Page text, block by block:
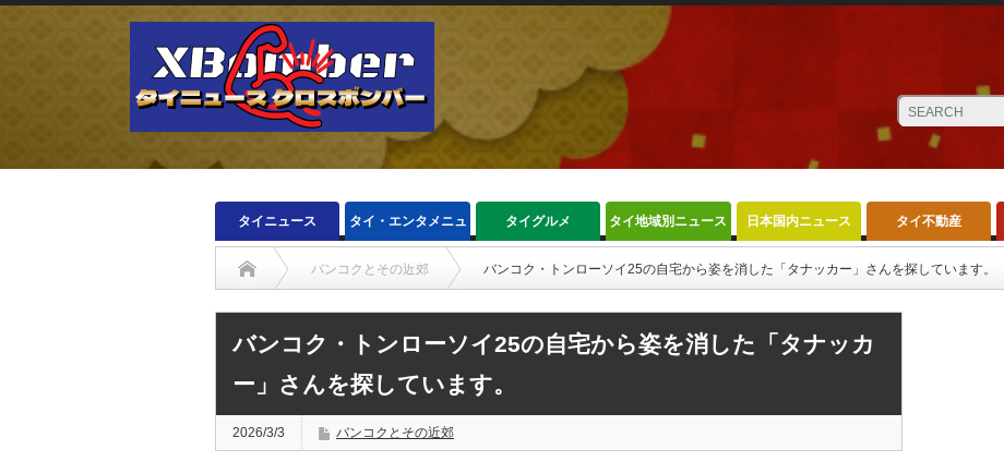
タイニュース タイ・エンタメニュ
ース
タイグルメ タイ地域別ニュース 日本国内ニュース タイ不動産
バンコクとその近郊 バンコク・トンローソイ25の自宅から姿を消した「タナッカー」さんを探しています。
バンコク・トンローソイ25の自宅から姿を消した「タナッカ
ー」さんを探しています。
2026/3/3 バンコクとその近郊